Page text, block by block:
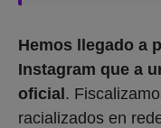
Hemos llegado a
Instagram que a
oficial .
racializados en